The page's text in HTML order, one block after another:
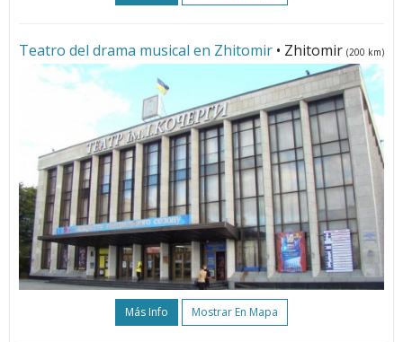
Teatro del drama musical en Zhitomir • Zhitomir (200 km)
Más Info Mostrar En Mapa